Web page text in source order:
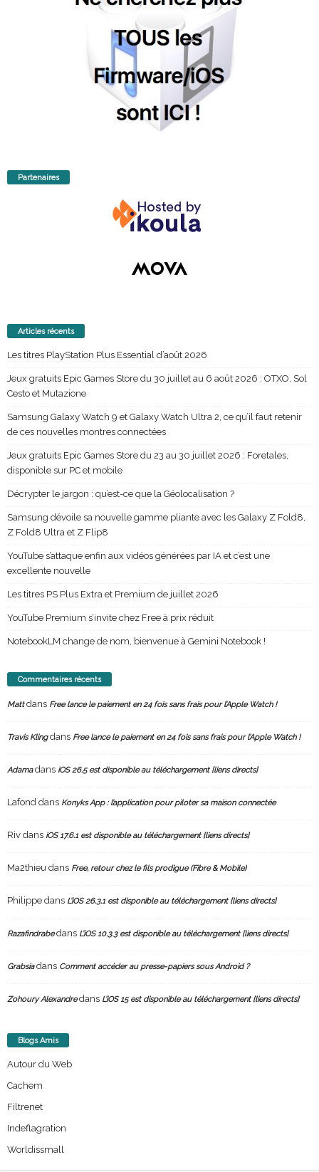
Partenaires
Articles récents
Les titres PlayStation Plus Essential d’août 2026
Jeux gratuits Epic Games Store du 30 juillet au 6 août 2026 : OTXO, Sol
Cesto et Mutazione
Samsung Galaxy Watch 9 et Galaxy Watch Ultra 2, ce qu’il faut retenir
de ces nouvelles montres connectées
Jeux gratuits Epic Games Store du 23 au 30 juillet 2026 : Foretales,
disponible sur PC et mobile
Décrypter le jargon : qu’est-ce que la Géolocalisation ?
Samsung dévoile sa nouvelle gamme pliante avec les Galaxy Z Fold8,
Z Fold8 Ultra et Z Flip8
YouTube s’attaque enfin aux vidéos générées par IA et c’est une
excellente nouvelle
Les titres PS Plus Extra et Premium de juillet 2026
YouTube Premium s’invite chez Free à prix réduit
NotebookLM change de nom, bienvenue à Gemini Notebook !
Commentaires récents
Mattdans Free lance le paiement en 24 fois sans frais pour l’Apple Watch !
Travis Klingdans Free lance le paiement en 24 fois sans frais pour l’Apple Watch !
Adamadans iOS 26.5 est disponible au téléchargement [liens directs]
Lafond dans Konyks App : l’application pour piloter sa maison connectée
Riv dans iOS 17.6.1 est disponible au téléchargement [liens directs]
Ma2thieu dans Free, retour chez le fils prodigue (Fibre & Mobile)
Philippe dans L’iOS 26.3.1 est disponible au téléchargement [liens directs]
Razafindrabedans L’iOS 10.3.3 est disponible au téléchargement [liens directs]
Grabsiadans Comment accéder au presse-papiers sous Android ?
Zohoury Alexandredans L’iOS 15 est disponible au téléchargement [liens directs]
Blogs Amis
Autour du Web
Cachem
Filtrenet
Indeflagration
Worldissmall